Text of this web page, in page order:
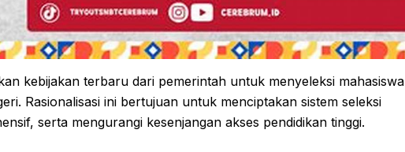
kebijakan terbaru dari pemerintah untuk menyeleksi mahasiswa
Rasionalisasi ini bertujuan untuk menciptakan sistem seleksi
serta mengurangi kesenjangan akses pendidikan tinggi.